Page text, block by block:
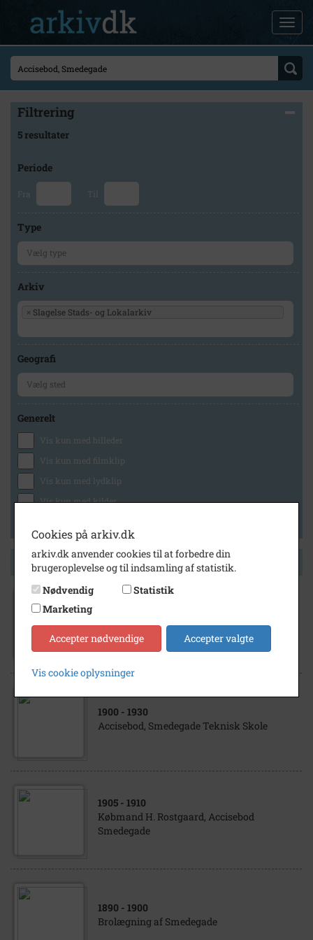
Filtrering
5 resultater
Periode
Fra Til
Type
Arkiv
× Slagelse Stads- og Lokalarkiv
Geografi
Generelt
Vis kun med billeder
Vis kun med filmklip
Vis kun med lydklip
Vis kun med kilder
Side 1 af 1
Accisebod, Smedegade
1900 - 1930
Accisebod, Smedegade Teknisk Skole
1905 - 1910
Købmand H. Rostgaard, Accisebod
Smedegade
1890 - 1900
Brolægning af Smedegade
Cookies på arkiv.dk
arkiv.dk anvender cookies til at forbedre din
brugeroplevelse og til indsamling af statistik.
Nødvendig
Statistik
Marketing
Accepter nødvendige Accepter valgte
Vis cookie oplysninger